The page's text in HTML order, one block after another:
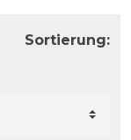
Sortierung: